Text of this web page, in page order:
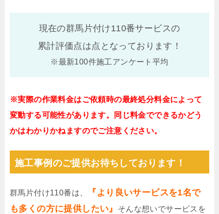
現在の群馬片付け110番サービスの
累計評価点は点となっております！
※最新100件施工アンケート平均
※実際の作業料金はご依頼時の最終処分料金によって
変動する可能性があります。同じ料金でできるかどう
かはわかりかねますのでご注意ください。
施工事例のご提供お待ちしております！
群馬片付け110番は、
『より良いサービスを1名で
も多くの方に提供したい』
そんな想いでサービスを